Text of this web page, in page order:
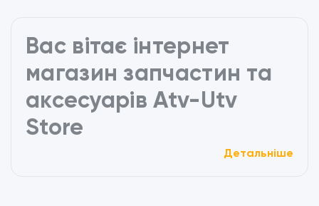
Вас вітає інтернет
магазин запчастин та
аксесуарів Atv-Utv
Store
Відкрийте для себе широкий асортимент якісних
Детальніше